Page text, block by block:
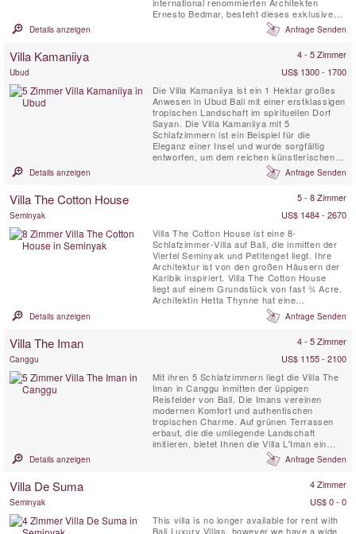
international renommierten Architekten
Ernesto Bedmar, besteht dieses exklusive
Villenensemble aus vier Gästevillen, die
jeweils über eine eigene Terrasse und ein
zweistöckigen Master-Villa mit eigenem
Details anzeigen Anfrage Senden
Villa Kamaniiya 4 - 5 Zimmer
Ubud
US$ 1300 - 1700
Die Villa Kamaniiya ist ein 1 Hektar großes
Anwesen in Ubud Bali mit einer erstklassigen
tropischen Landschaft im spirituellen Dorf
Sayan. Die Villa Kamaniiya mit 5
Schlafzimmern ist ein Beispiel für die
Eleganz einer Insel und wurde sorgfältig
entworfen, um dem reichen künstlerischen
Erbe Indonesiens Rechnung zu tragen. Die
Villa Kamaniiya wurde mit Blick auf absolute
Komplikationen der Außenwelt zu entfliehen.
Details anzeigen Anfrage Senden
Villa The Cotton House 5 - 8 Zimmer
Seminyak
US$ 1484 - 2670
Villa The Cotton House ist eine 8-
Schlafzimmer-Villa auf Bali, die inmitten der
Viertel Seminyak und Petitenget liegt. Ihre
Architektur ist von den großen Häusern der
Karibik inspiriert. Villa The Cotton House
liegt auf einem Grundstück von fast ¾ Acre.
Architektin Hetta Thynne hat eine
wunderschöne Kombination aus
Unterhaltungs-, Entspannungs- und
großen Gruppen von Familien und Freunden
genutzt werden und ihr weitläufiger ...
Details anzeigen Anfrage Senden
Villa The Iman 4 - 5 Zimmer
Canggu
US$ 1155 - 2100
Mit ihren 5 Schlafzimmern liegt die Villa The
Iman in Canggu inmitten der üppigen
Reisfelder von Bali. Die Imans vereinen
modernen Komfort und authentischen
tropischen Charme. Auf grünen Terrassen
erbaut, die die umliegende Landschaft
imitieren, bietet Ihnen die Villa L'Iman ein
Gefühl völliger Harmonie mit der Natur und
gleichzeitig unvergleichlichen modernen
gehören Apple TV, riesige Plasmabildschirme
Details anzeigen Anfrage Senden
Villa De Suma 4 Zimmer
Seminyak
US$ 0 - 0
This villa is no longer available for rent with
Bali Luxury Villas, however we have a wide